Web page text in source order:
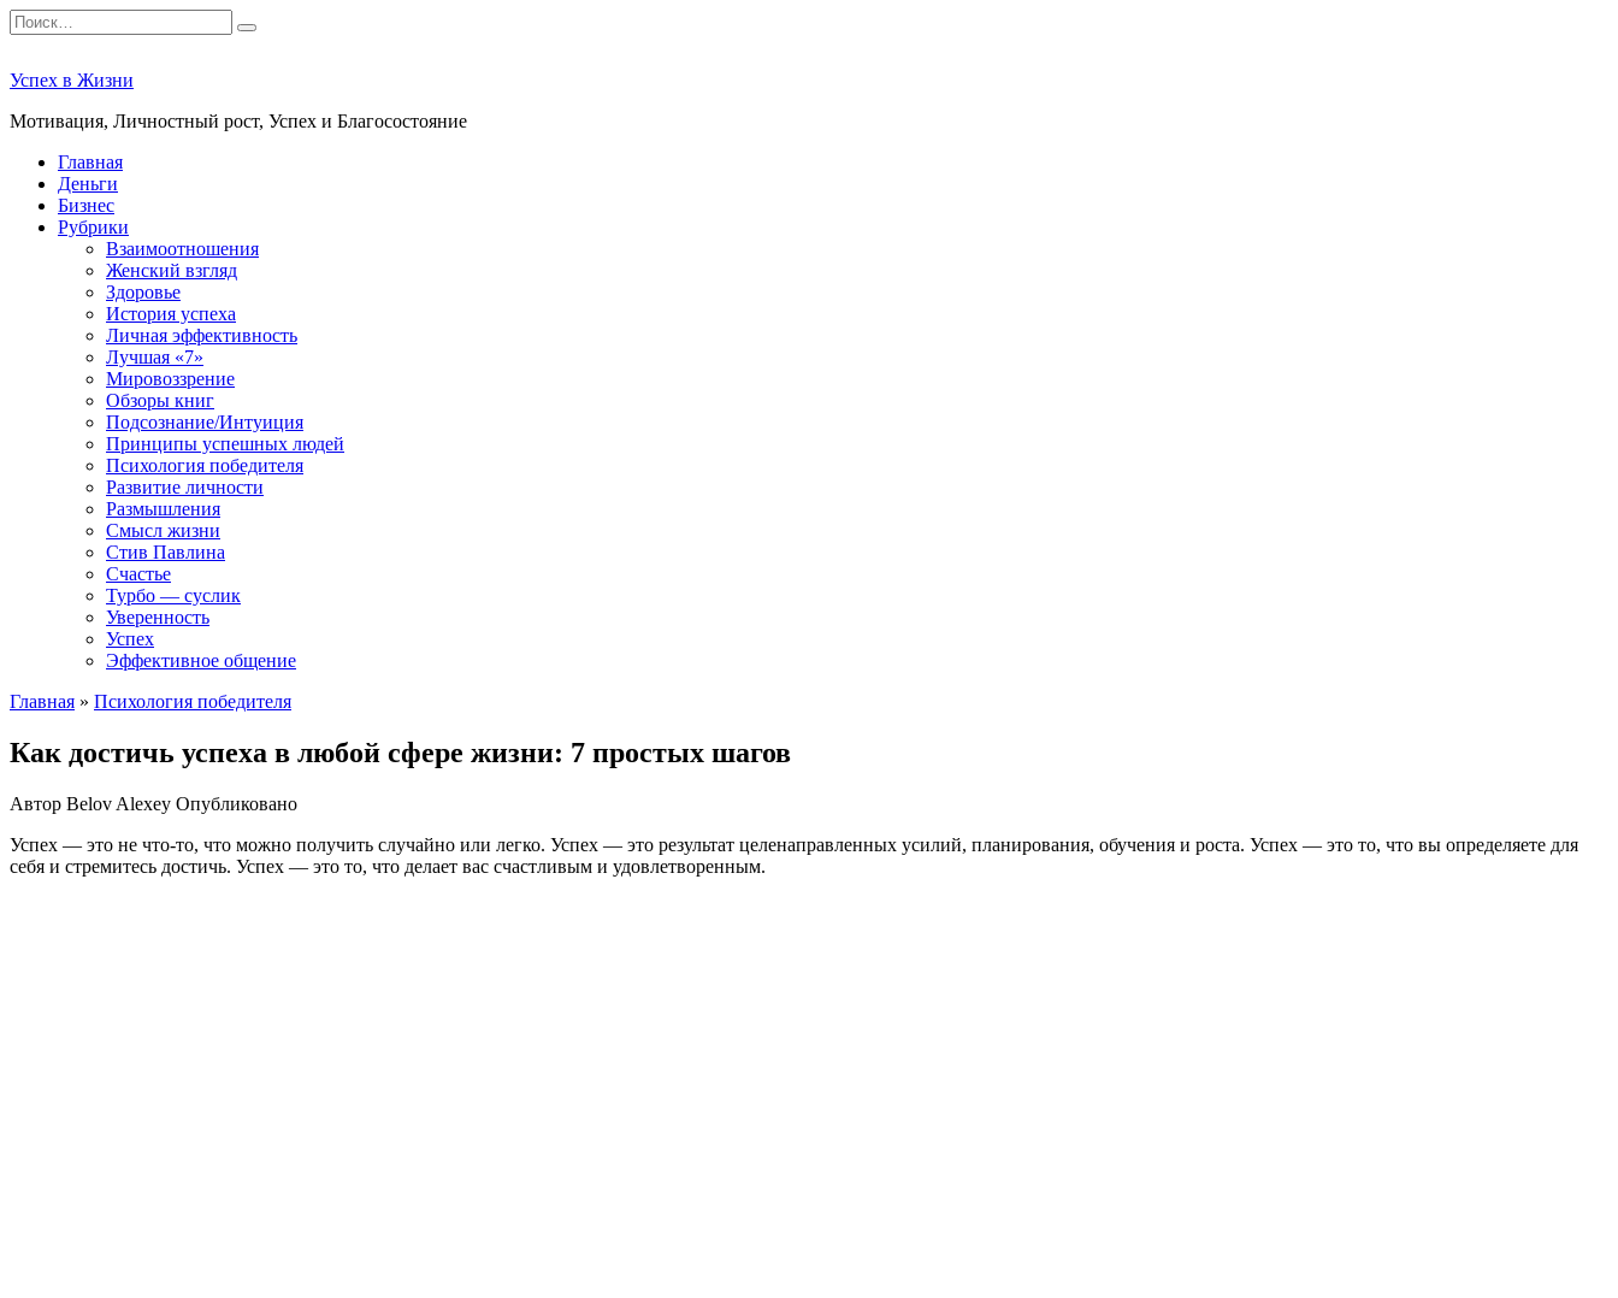
Перейти
к
Search
for:
Успех в Жизни
Мотивация, Личностный рост, Успех и Благосостояние
Главная
Деньги
Бизнес
Рубрики
Взаимоотношения
Женский взгляд
Здоровье
История успеха
Личная эффективность
Лучшая «7»
Мировоззрение
Обзоры книг
Подсознание/Интуиция
Принципы успешных людей
Психология победителя
Развитие личности
Размышления
Смысл жизни
Стив Павлина
Счастье
Турбо — суслик
Уверенность
Успех
Эффективное общение
Главная » Психология победителя
Как достичь успеха в любой сфере жизни: 7 простых шагов
Автор Belov Alexey Опубликовано
Успех — это не что-то, что можно получить случайно или легко. Успех — это результат целенаправленных усилий, планирования, обучения и роста. Успех — это то, что вы определяете для
себя и стремитесь достичь. Успех — это то, что делает вас счастливым и удовлетворенным.